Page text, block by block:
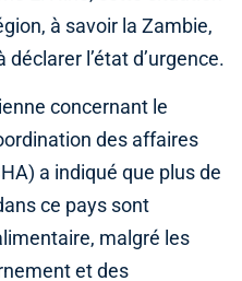
à savoir la Zambie,
l’état d’urgence.
concernant le
des affaires
a indiqué que plus de
ce pays sont
malgré les
et des